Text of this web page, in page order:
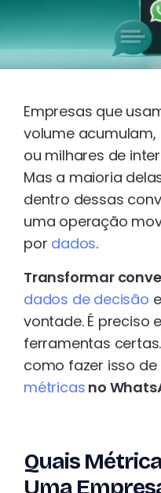
Empresas que
volume
ou milhares de
Mas a maioria
dentro dessas
uma operação
por dados.
Transformar
dados de decisão
vontade. É preciso
ferramentas
como fazer isso
métricas no
Quais
Uma